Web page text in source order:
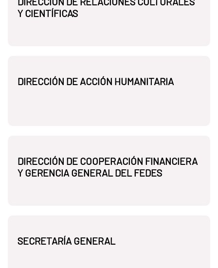
Y CIENTÍFICAS
DIRECCIÓN DE ACCIÓN HUMANITARIA
DIRECCIÓN DE COOPERACIÓN FINANCIERA
Y GERENCIA GENERAL DEL FEDES
SECRETARÍA GENERAL